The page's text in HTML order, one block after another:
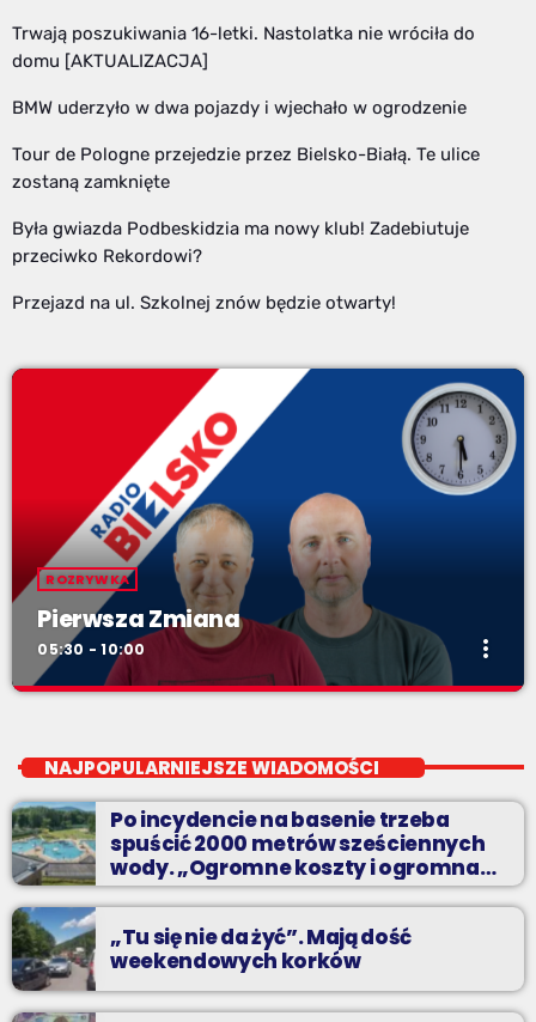
Trwają poszukiwania 16-letki. Nastolatka nie wróciła do
domu [AKTUALIZACJA]
BMW uderzyło w dwa pojazdy i wjechało w ogrodzenie
Tour de Pologne przejedzie przez Bielsko-Białą. Te ulice
zostaną zamknięte
Była gwiazda Podbeskidzia ma nowy klub! Zadebiutuje
przeciwko Rekordowi?
Przejazd na ul. Szkolnej znów będzie otwarty!
ROZRYWKA
Pierwsza Zmiana
05:30 - 10:00 more_vert
Codziennie od poniedziałku do piątku od 5:30 do 10.
NAJPOPULARNIEJSZE WIADOMOŚCI
Po incydencie na basenie trzeba
spuścić 2000 metrów sześciennych
wody. „Ogromne koszty i ogromna
praca”
„Tu się nie da żyć”. Mają dość
weekendowych korków